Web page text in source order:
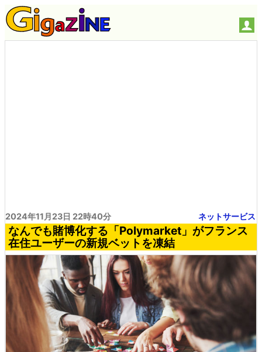
2024年11月23日 22時40分 ネットサービス
なんでも賭博化する「Polymarket」がフランス
在住ユーザーの新規ベットを凍結